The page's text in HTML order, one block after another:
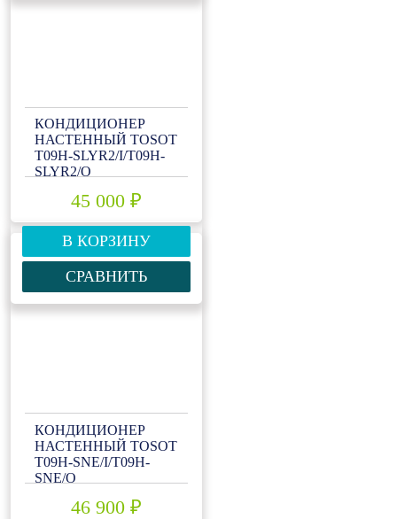
КОНДИЦИОНЕР
НАСТЕННЫЙ TOSOT
T09H-SLYR2/I/T09H-
SLYR2/O
45 000 ₽
В КОРЗИНУ
СРАВНИТЬ
КОНДИЦИОНЕР
НАСТЕННЫЙ TOSOT
T09H-SNE/I/T09H-
SNE/O
46 900 ₽